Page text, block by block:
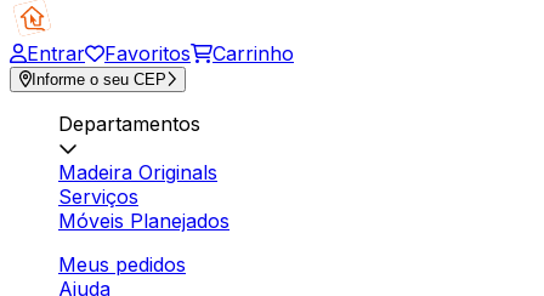
Entrar Favoritos Carrinho
Informe o seu CEP
Departamentos
Madeira Originals
Serviços
Móveis Planejados
Meus pedidos
Ajuda